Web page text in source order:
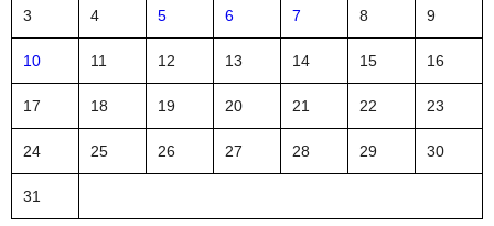
3 4 5 6 7 8 9
10 11 12 13 14 15 16
17 18 19 20 21 22 23
24 25 26 27 28 29 30
31